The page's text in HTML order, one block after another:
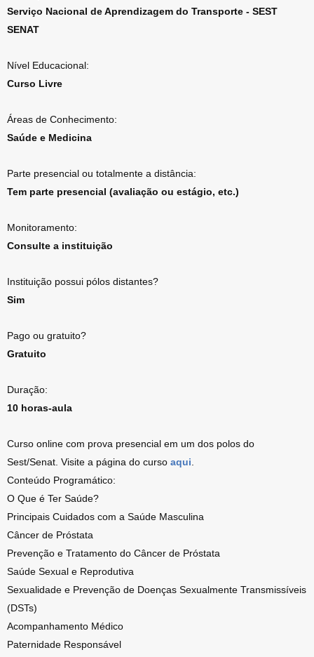
Serviço Nacional de Aprendizagem do Transporte - SEST
SENAT
Nível Educacional:
Curso Livre
Áreas de Conhecimento:
Saúde e Medicina
Parte presencial ou totalmente a distância:
Tem parte presencial (avaliação ou estágio, etc.)
Monitoramento:
Consulte a instituição
Instituição possui pólos distantes?
Sim
Pago ou gratuito?
Gratuito
Duração:
10 horas-aula
Curso online com prova presencial em um dos polos do
Sest/Senat. Visite a página do curso aqui
Conteúdo Programático:
O Que é Ter Saúde?
Principais Cuidados com a Saúde Masculina
Câncer de Próstata
Prevenção e Tratamento do Câncer de Próstata
Saúde Sexual e Reprodutiva
Sexualidade e Prevenção de Doenças Sexualmente Transmissíveis
(DSTs)
Acompanhamento Médico
Paternidade Responsável